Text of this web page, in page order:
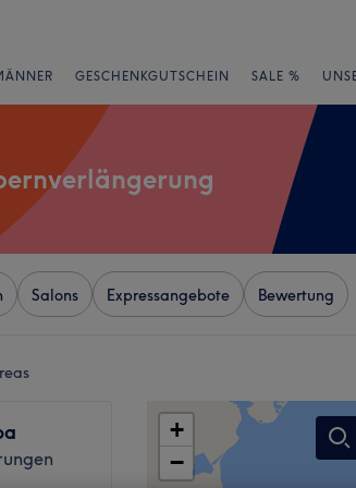
GESCHENKGUTSCHEIN SALE %
Salons Expressangebote Bewertung
+
−